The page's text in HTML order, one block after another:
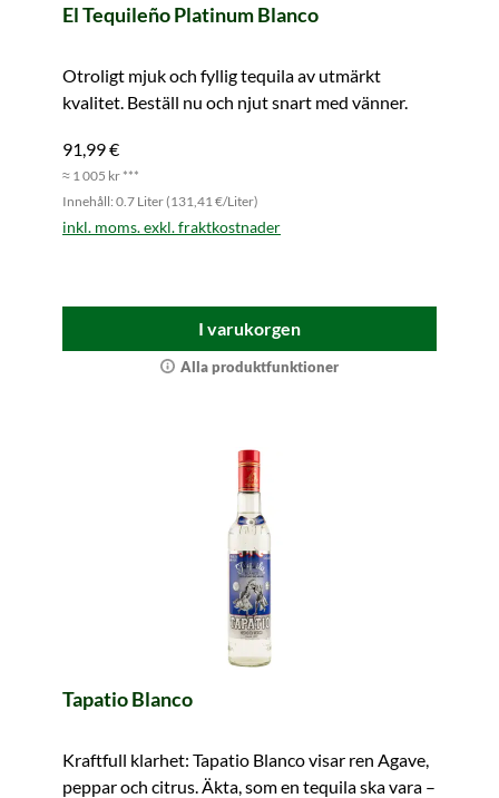
El Tequileño Platinum Blanco
Otroligt mjuk och fyllig tequila av utmärkt
kvalitet. Beställ nu och njut snart med vänner.
91,99 €
≈ 1 005 kr ***
Innehåll: 0.7 Liter (131,41 €/Liter)
inkl. moms. exkl. fraktkostnader
I varukorgen
Alla produktfunktioner
Tapatio Blanco
Kraftfull klarhet: Tapatio Blanco visar ren Agave,
peppar och citrus. Äkta, som en tequila ska vara –